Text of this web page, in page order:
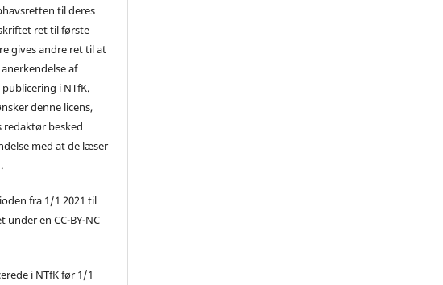
til deres
ret til første
gives andre ret til at
af
i NTfK.
denne licens,
redaktør besked
med at de læser
fra 1/1 2021 til
under en CC-BY-NC
i NTfK før 1/1